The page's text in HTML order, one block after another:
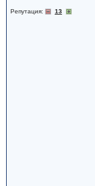
Репутация: 13